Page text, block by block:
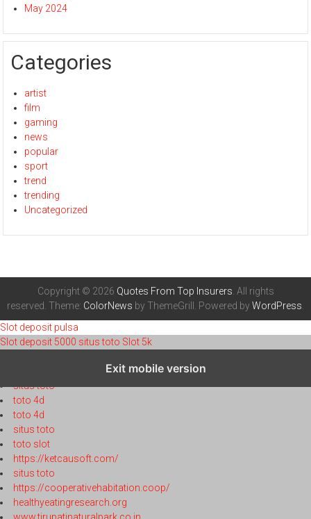
May 2024
Categories
artist
film
gaming
news
popular
sport
trend
trending
Uncategorized
Copyright © 2026 Quotes From Top Insurers . All rights
reserved. Theme: ColorNews by ThemeGrill. Powered byWordPress
Slot deposit pulsa
Slot deposit 5000 situs toto Slot 5k
Exit mobile version
situs toto
toto 4d
toto 4d
situs toto
toto slot
https://ketcausoft.com/
situs toto
https://cooperativehabitation.coop/
healthyeatingresearch.org
www.tirupatinaturalpark.co.in